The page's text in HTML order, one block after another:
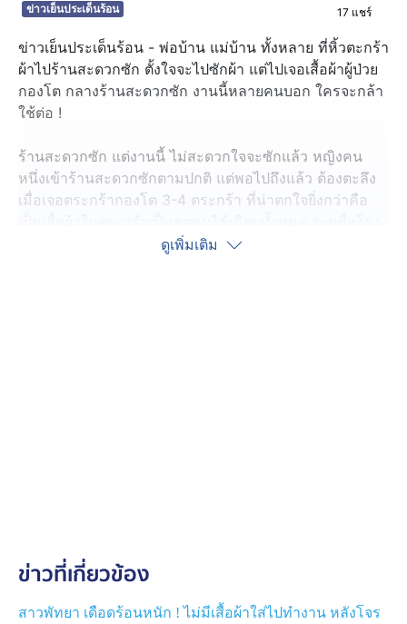
ข่าวเย็นประเด็นร้อน
17 แชร์
ข่าวเย็นประเด็นร้อน - พ่อบ้าน แม่บ้าน ทั้งหลาย ที่หิ้วตะกร้า
ผ้าไปร้านสะดวกซัก ตั้งใจจะไปซักผ้า แต่ไปเจอเสื้อผ้าผู้ป่วย
กองโต กลางร้านสะดวกซัก งานนี้หลายคนบอก ใครจะกล้า
ใช้ต่อ !
ร้านสะดวกซัก แต่งานนี้ ไม่สะดวกใจจะซักแล้ว หญิงคน
หนึ่งเข้าร้านสะดวกซักตามปกติ แต่พอไปถึงแล้ว ต้องตะลึง
เมื่อเจอตระกร้ากองโต 3-4 ตระกร้า ที่น่าตกใจยิ่งกว่าคือ
ชั่วโมงกว่า ชายคนที่นำตระกร้าผ้ามาวางก็ยังไม่กลับมา
ชุดผู้ป่วย จึงถือวิสาสะ แอบขยับผ้าดู ก็ตกใจ ! มีชื่อโรง
ดูเพิ่มเติม
ข่าวที่เกี่ยวข้อง
สาวพัทยา เดือดร้อนหนัก ! ไม่มีเสื้อผ้าใส่ไปทำงาน หลังโจร